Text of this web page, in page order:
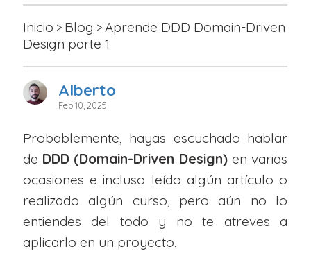
Inicio > Blog > Aprende DDD Domain-Driven
Design parte 1
Alberto
Feb 10, 2025
Probablemente, hayas escuchado hablar
de DDD (Domain-Driven Design)en varias
ocasiones e incluso leído algún artículo o
realizado algún curso, pero aún no lo
entiendes del todo y no te atreves a
aplicarlo en un proyecto.